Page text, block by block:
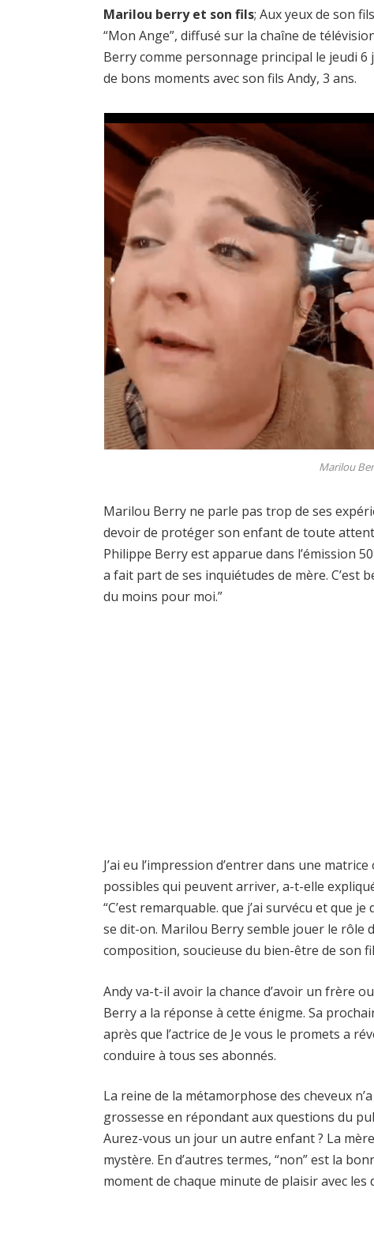
Marilou berry et son fils; Aux yeux de son
“Mon Ange”, diffusé sur la chaîne de
Berry comme personnage principal le jeudi 6
de bons moments avec son fils Andy, 3 ans.
Marilou
Marilou Berry ne parle pas trop de ses
devoir de protéger son enfant de toute
Philippe Berry est apparue dans l’émission
a fait part de ses inquiétudes de mère.
du moins pour moi.”
J’ai eu l’impression d’entrer dans une
possibles qui peuvent arriver, a-t-elle
“C’est remarquable. que j’ai survécu et que
se dit-on. Marilou Berry semble jouer le rôle
composition, soucieuse du bien-être de son
Andy va-t-il avoir la chance d’avoir un frère
Berry a la réponse à cette énigme. Sa
après que l’actrice de Je vous le promets a
conduire à tous ses abonnés.
La reine de la métamorphose des cheveux
grossesse en répondant aux questions du
Aurez-vous un jour un autre enfant ? La
mystère. En d’autres termes, “non” est la
moment de chaque minute de plaisir avec les